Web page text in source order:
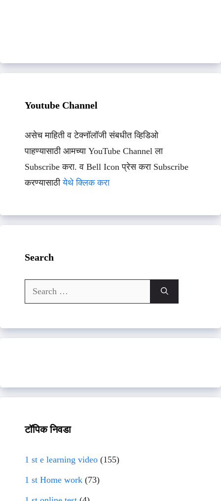
Youtube Channel
असेच माहिती व टेक्नॉलॉजी संबधीत व्हिडिओ
पाहण्यासाठी आमच्या YouTube Channel ला
Subscribe करा. व Bell Icon प्रेस करा Subscribe
करण्यासाठीयेथे क्लिक करा
Search
Search
for:
टॉपिक निवडा
1 st e learning video (155)
1 st Home work (73)